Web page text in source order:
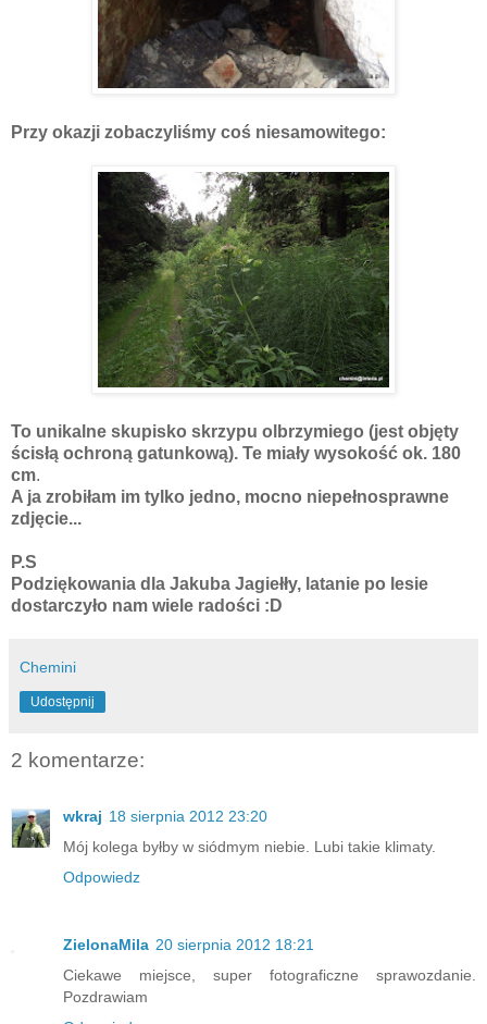
Przy okazji zobaczyliśmy coś niesamowitego:
To unikalne skupisko skrzypu olbrzymiego (jest objęty
ścisłą ochroną gatunkową). Te miały wysokość ok. 180
cm.
A ja zrobiłam im tylko jedno, mocno niepełnosprawne
zdjęcie...
P.S
Podziękowania dla Jakuba Jagiełły, latanie po lesie
dostarczyło nam wiele radości :D
Chemini
Udostępnij
2 komentarze:
wkraj 18 sierpnia 2012 23:20
Mój kolega byłby w siódmym niebie. Lubi takie klimaty.
Odpowiedz
ZielonaMila 20 sierpnia 2012 18:21
Ciekawe miejsce, super fotograficzne sprawozdanie.
Pozdrawiam